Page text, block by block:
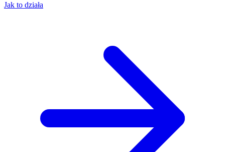
Jak to działa